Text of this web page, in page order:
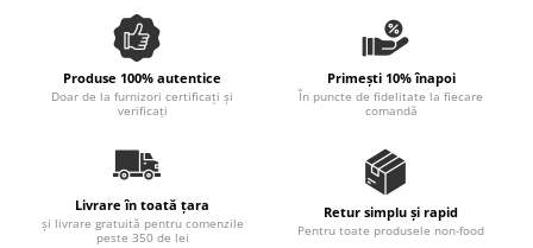
Specialitati din ulei
Terine si placinte
Uleiuri Premium
Ulei de masline extravirgin
Ulei Gegenbauer
Ulei Gewurzgarten
Produse 100% autentice
Doar de la furnizori certificați și
verificați
Primești 10% înapoi
În puncte de fidelitate la fiecare
comandă
Livrare în toată țara
și livrare gratuită pentru comenzile
peste 350 de lei
Retur simplu și rapid
Pentru toate produsele non-food